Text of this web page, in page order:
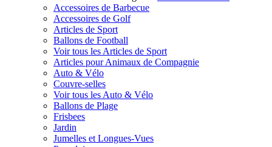
Accessoires de Barbecue
Accessoires de Golf
Articles de Sport
Ballons de Football
Voir tous les Articles de Sport
Articles pour Animaux de Compagnie
Auto & Vélo
Couvre-selles
Voir tous les Auto & Vélo
Ballons de Plage
Frisbees
Jardin
Jumelles et Longues-Vues